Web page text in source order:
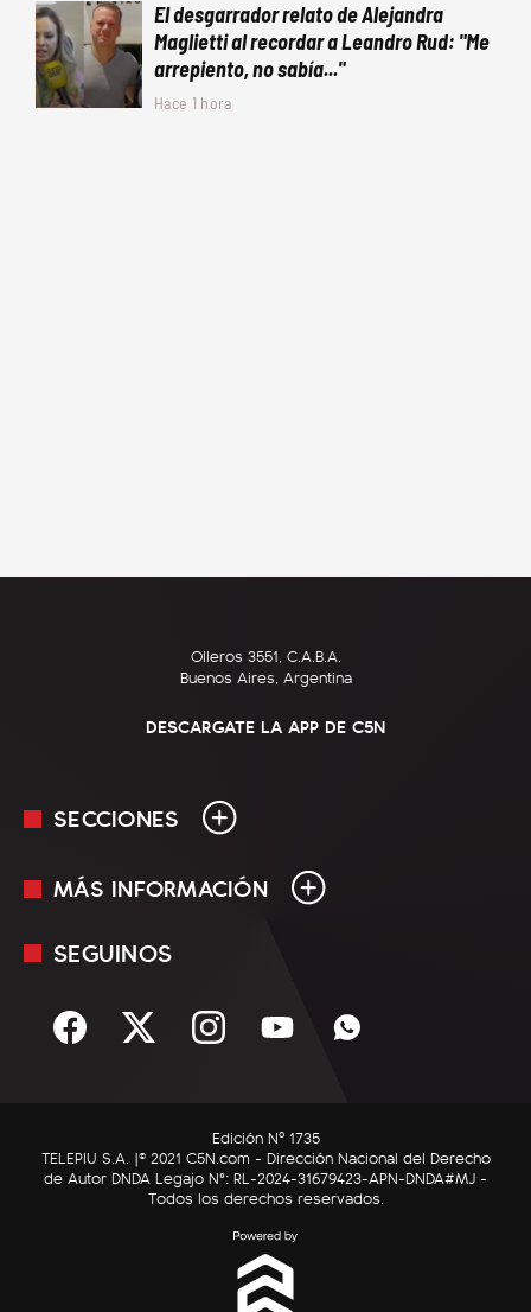
El desgarrador relato de Alejandra
Maglietti al recordar a Leandro Rud: "Me
arrepiento, no sabía..."
Hace 1 hora
Olleros 3551, C.A.B.A.
Buenos Aires, Argentina
DESCARGATE LA APP DE C5N
SECCIONES
En Vivo
Sociedad
C5N Autos
RatingCero
MÁS INFORMACIÓN
Mediakit
Términos y condiciones
SEGUINOS
Edición Nº 1735
TELEPIU S.A. |© 2021 C5N.com - Dirección Nacional del Derecho
de Autor DNDA Legajo N°: RL-2024-31679423-APN-DNDA#MJ -
Todos los derechos reservados.